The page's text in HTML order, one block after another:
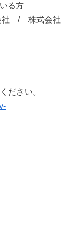
る方
社 / 株式会社
ださい。